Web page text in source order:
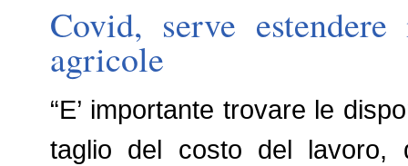
Covid, serve
agricole
“E’ importante trovare le
taglio del costo del lavoro,